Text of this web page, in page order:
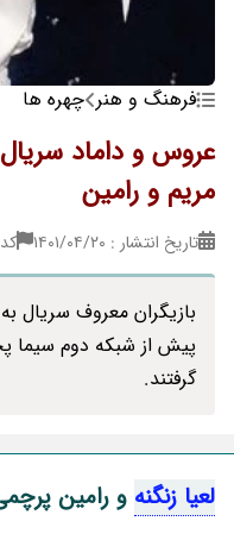
فرهنگ و هنر چهره ها
عروس و داماد
مریم و رامین
تاریخ انتشار : ۱۴۰۱/۰۴/۲۰ کد
بازیگران معروف سریال
پیش از شبکه دوم سیما
گرفتند.
لعیا زنگنه و رامین پرچمی بعد از